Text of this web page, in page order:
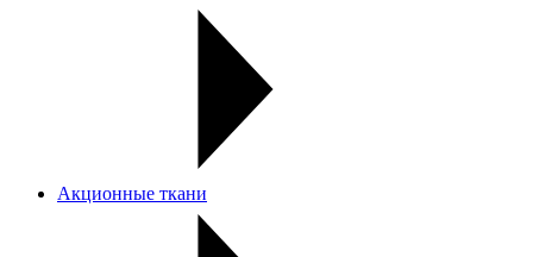
Акционные ткани